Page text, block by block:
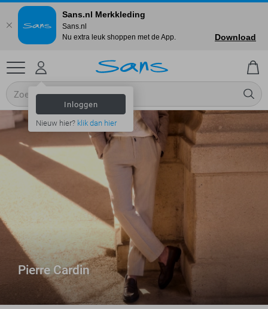
Inloggen
Nieuw hier? klik dan hier
Pierre Cardin
Sans.nl Merkkleding
Sans.nl
Nu extra leuk shoppen met de App.
Download